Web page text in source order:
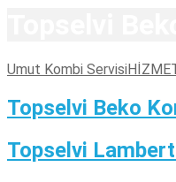
Umut Kombi Servisi
Topselvi Beko
Topselvi